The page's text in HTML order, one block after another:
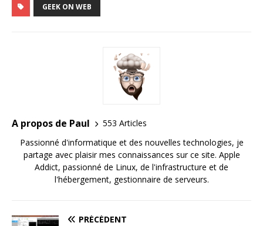
GEEK ON WEB
A propos de Paul
553 Articles
Passionné d'informatique et des nouvelles technologies, je
partage avec plaisir mes connaissances sur ce site. Apple
Addict, passionné de Linux, de l'infrastructure et de
l'hébergement, gestionnaire de serveurs.
PRÉCÉDENT